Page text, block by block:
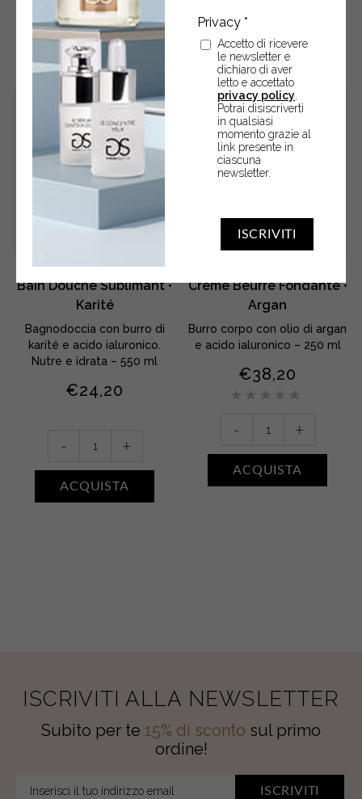
ISCRIVITI
Accetto di ricevere
le newsletter e
dichiaro di aver
letto e accettato
privacy policy
Potrai disiscriverti
in qualsiasi
momento grazie al
link presente in
ciascuna
newsletter.
POTREBBERO ANCHE
INTERESSARTI
Bain Douche Sublimant •
Karité
Bagnodoccia con burro di
karité e acido ialuronico.
Nutre e idrata – 550 ml
€24,20
- +
ACQUISTA
Crème Beurre Fondante •
Argan
Burro corpo con olio di argan
e acido ialuronico – 250 ml
€38,20
- +
ACQUISTA
ISCRIVITI ALLA NEWSLETTER
Subito per te 15% di sconto sul primo
ordine!
ISCRIVITI